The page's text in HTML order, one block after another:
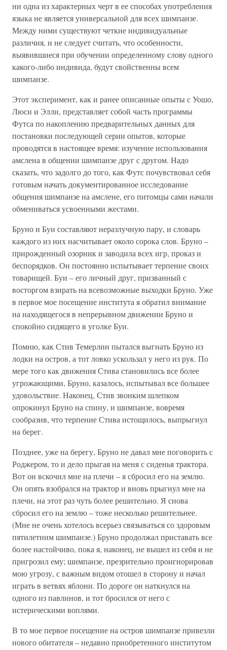
ни одна из характерных черт в ее способах употребления
языка не является универсальной для всех шимпанзе.
Между ними существуют четкие индивидуальные
различия, и не следует считать, что особенности,
выявившиеся при обучении определенному слову одного
какого-либо индивида, будут свойственны всем
шимпанзе.
Этот эксперимент, как и ранее описанные опыты с Уошо,
Люси и Элли, представляет собой часть программы
Футса по накоплению предварительных данных для
постановки последующей серии опытов, которые
проводятся в настоящее время: изучение использования
амслена в общении шимпанзе друг с другом. Надо
сказать, что задолго до того, как Футс почувствовал себя
готовым начать документированное исследование
общения шимпанзе на амслене, его питомцы сами начали
обмениваться усвоенными жестами.
Бруно и Буи составляют неразлучную пару, и словарь
каждого из них насчитывает около сорока слов. Бруно –
прирожденный озорник и заводила всех игр, проказ и
беспорядков. Он постоянно испытывает терпение своих
товарищей. Буи – его личный друг, призванный с
восторгом взирать на всевозможные выходки Бруно. Уже
в первое мое посещение института я обратил внимание
на находящегося в непрерывном движении Бруно и
спокойно сидящего в уголке Буи.
Помню, как Стив Темерлин пытался выгнать Бруно из
лодки на остров, а тот ловко ускользал у него из рук. По
мере того как движения Стива становились все более
угрожающими, Бруно, казалось, испытывал все большее
удовольствие. Наконец, Стив звонким шлепком
опрокинул Бруно на спину, и шимпанзе, вовремя
сообразив, что терпение Стива истощилось, выпрыгнул
на берег.
Позднее, уже на берегу, Бруно не давал мне поговорить с
Роджером, то и дело прыгая на меня с сиденья трактора.
Вот он вскочил мне на плечи – я сбросил его на землю.
Он опять взобрался на трактор и вновь прыгнул мне на
плечи, на этот раз чуть более решительно. Я снова
сбросил его на землю – тоже несколько решительнее.
(Мне не очень хотелось всерьез связываться со здоровым
пятилетним шимпанзе.) Бруно продолжал приставать все
более настойчиво, пока я, наконец, не вышел из себя и не
пригрозил ему; шимпанзе, презрительно проигнорировав
мою угрозу, с важным видом отошел в сторону и начал
играть в ветвях яблони. По дороге он наткнулся на
одного из павлинов, и тот бросился от него с
истерическими воплями.
В то мое первое посещение на остров шимпанзе привезли
нового обитателя – недавно приобретенного институтом